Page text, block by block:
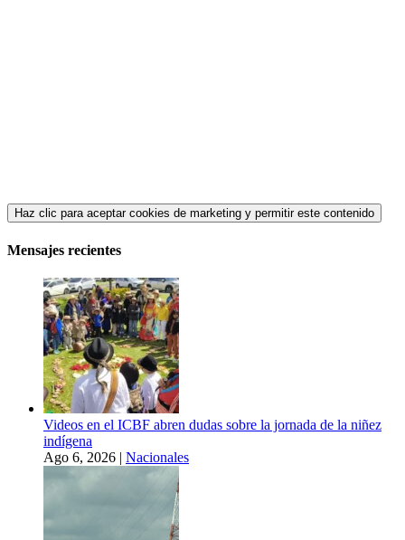
Haz clic para aceptar cookies de marketing y permitir este contenido
Mensajes recientes
Videos en el ICBF abren dudas sobre la jornada de la niñez
indígena
Ago 6, 2026 | Nacionales